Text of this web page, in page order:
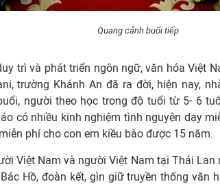
Quang cảnh buổi tiếp
trì và phát triển ngôn ngữ, văn hóa Việt
trường Khánh An đã ra đời, hiện nay,
người theo học trong độ tuổi từ 5- 6
có nhiều kinh nghiệm tình nguyện dạy
phí cho con em kiều bào được 15 năm.
Việt Nam và người Việt Nam tại Thái
Hồ, đoàn kết, gìn giữ truyền thống văn